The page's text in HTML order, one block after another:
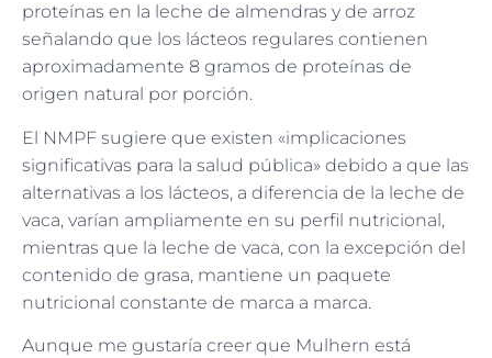
proteínas en la leche de almendras y de arroz
señalando que los lácteos regulares contienen
aproximadamente 8 gramos de proteínas de
origen natural por porción.
El NMPF sugiere que existen «implicaciones
significativas para la salud pública» debido a que las
alternativas a los lácteos, a diferencia de la leche de
vaca, varían ampliamente en su perfil nutricional,
mientras que la leche de vaca, con la excepción del
contenido de grasa, mantiene un paquete
nutricional constante de marca a marca.
Aunque me gustaría creer que Mulhern está